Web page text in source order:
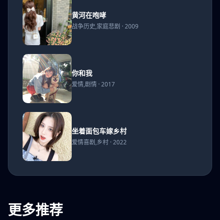
黄河
在咆
哮
黄河在咆哮
战争历史,家庭悲剧 · 2009
你和
我
你和我
爱情,剧情 · 2017
坐着
面包
车嫁
乡村
坐着面包车嫁乡村
爱情喜剧,乡村 · 2022
更多推荐